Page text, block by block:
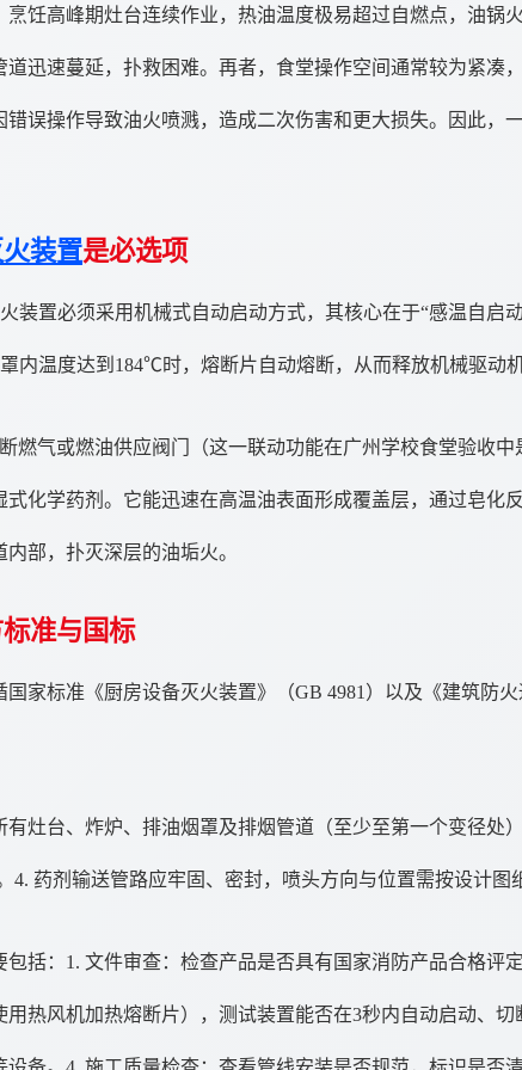
饪高峰期灶台连续作业，热油温度极易超过自燃点，油锅
迅速蔓延，扑救困难。再者，食堂操作空间通常较为紧凑
误操作导致油火喷溅，造成二次伤害和更大损失。因此，
装置是必选项
装置必须采用机械式自动启动方式，其核心在于“感温自启
温度达到184℃时，熔断片自动熔断，从而释放机械驱动
燃气或燃油供应阀门（这一联动功能在广州学校食堂验收
化学药剂。它能迅速在高温油表面形成覆盖层，通过皂化
部，扑灭深层的油垢火。
准与国标
家标准《厨房设备灭火装置》（GB 4981）以及《建筑防
灶台、炸炉、排油烟罩及排烟管道（至少至第一个变径处
药剂输送管路应牢固、密封，喷头方向与位置需按设计图
括：1. 文件审查：检查产品是否具有国家消防产品合格评
热风机加热熔断片），测试装置能否在3秒内自动启动、